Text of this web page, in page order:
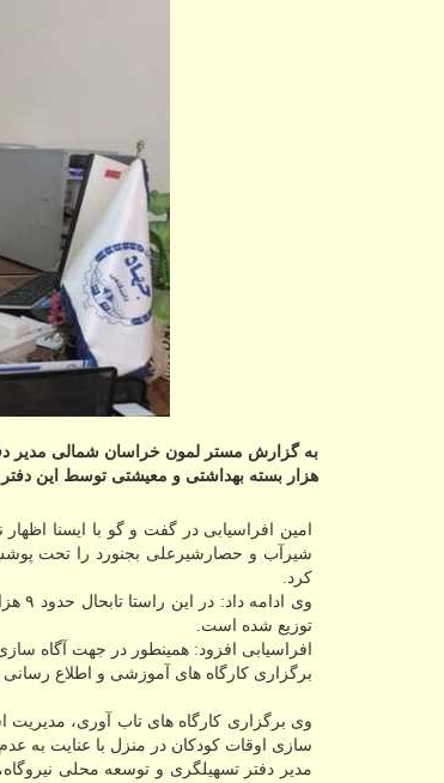
هزار بسته بهداشتی و معیشتی توسط این
امین افراسیابی در گفت و گو با ایسنا
شیرآب و حصارشیرعلی بجنورد را تحت پوشش
کرد.
وی
توزیع شده است.
افراسیابی افزود: همینطور در جهت آگاه
برگزاری کارگاه های آموزشی و اطلاع
وی برگزاری کارگاه های تاب آوری،
سازی اوقات کودکان در منزل با عنایت به
مدیر دفتر تسهیلگری و توسعه محلی